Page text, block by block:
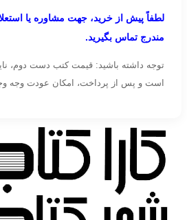
لطفاً پیش از خرید، جهت مشاوره یا
مندرج تماس بگیرید.
توجه داشته باشید: قیمت کتب دست دوم،
است و پس از پرداخت، امکان عودت وجه